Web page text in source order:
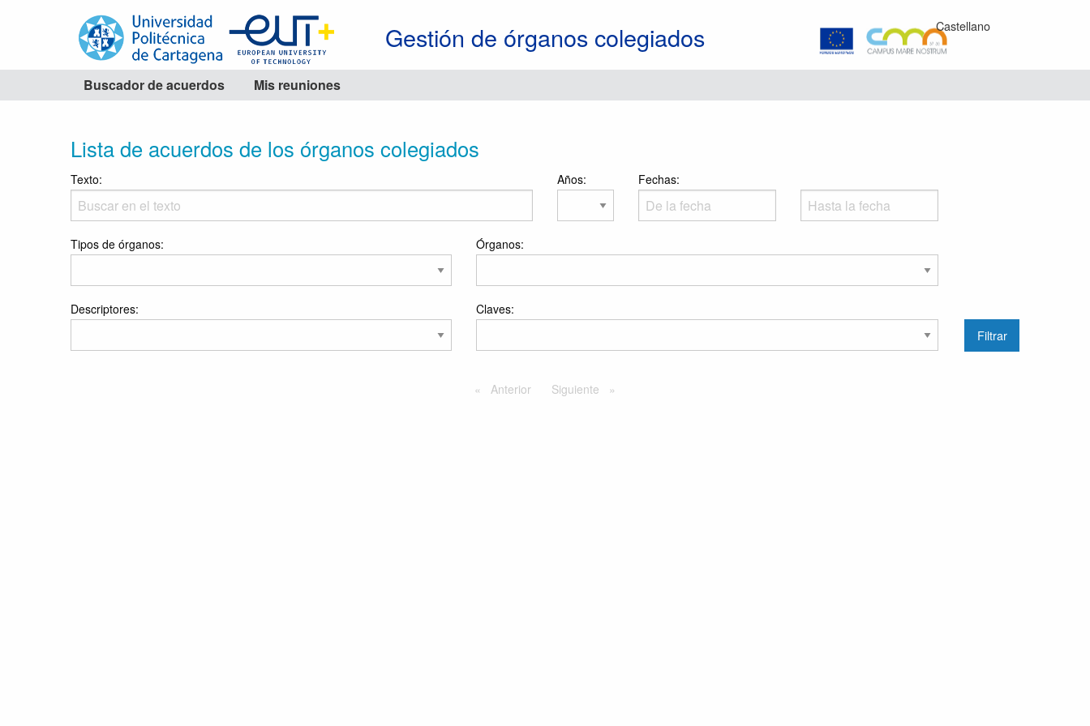
Gestión de órganos colegiados Castellano
Buscador de acuerdos Mis reuniones
Lista de acuerdos de los órganos colegiados
Texto: Años: Fechas:
Tipos de órganos: Órganos:
Descriptores: Claves:
Filtrar
Anterior Siguiente